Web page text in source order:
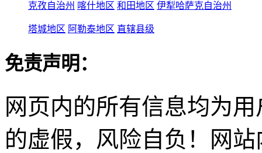
克孜自治州 喀什地区 和田地区 伊犁哈萨克自治州
塔城地区 阿勒泰地区 直辖县级
免责声明：
网页内的所有信息均为
的虚假，风险自负！网